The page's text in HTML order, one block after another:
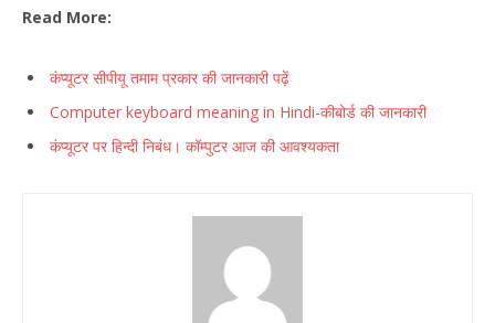
Read More:
कंप्यूटर सीपीयू तमाम प्रकार की जानकारी पढ़ें
Computer keyboard meaning in Hindi-कीबोर्ड की जानकारी
कंप्यूटर पर हिन्दी निबंध। कॉम्पुटर आज की आवश्यकता